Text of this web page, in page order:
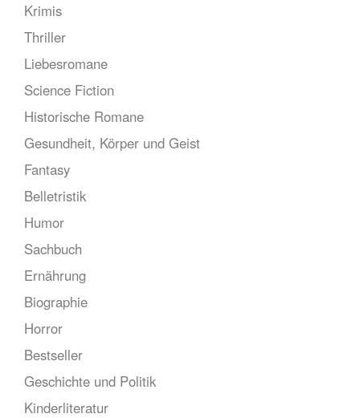
Krimis
Thriller
Liebesromane
Science Fiction
Historische Romane
Gesundheit, Körper und Geist
Fantasy
Belletristik
Humor
Sachbuch
Ernährung
Biographie
Horror
Bestseller
Geschichte und Politik
Kinderliteratur